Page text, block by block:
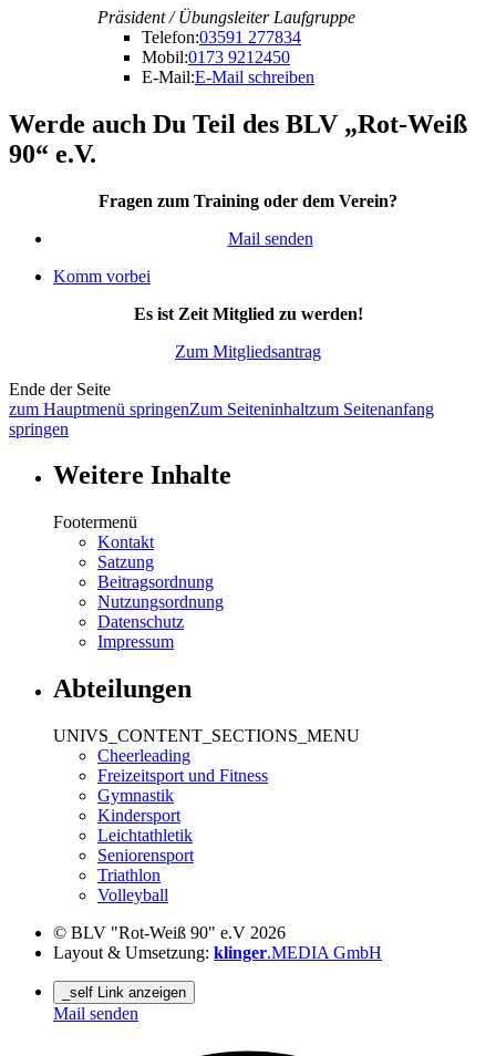
Präsident / Übungsleiter Laufgruppe
Telefon:03591 277834
Mobil:0173 9212450
E-Mail:E-Mail schreiben
Werde auch Du Teil des BLV „Rot-Weiß
90“ e.V.
Fragen zum Training oder dem Verein?
Mail senden
Komm vorbei
Es ist Zeit Mitglied zu werden!
Zum Mitgliedsantrag
Ende der Seite
zum Hauptmenü springenZum Seiteninhaltzum Seitenanfang
springen
Weitere Inhalte
Footermenü
Kontakt
Satzung
Beitragsordnung
Nutzungsordnung
Datenschutz
Impressum
Abteilungen
UNIVS_CONTENT_SECTIONS_MENU
Cheerleading
Freizeitsport und Fitness
Gymnastik
Kindersport
Leichtathletik
Seniorensport
Triathlon
Volleyball
© BLV "Rot-Weiß 90" e.V 2026
Layout & Umsetzung: klinger.MEDIA GmbH
_self Link anzeigen
Mail senden